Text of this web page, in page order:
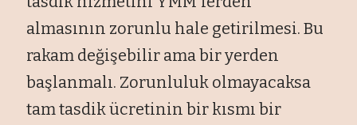
almasının zorunlu hale getirilmesi. Bu
rakam değişebilir ama bir yerden
başlanmalı. Zorunluluk olmayacaksa
tam tasdik ücretinin bir kısmı bir